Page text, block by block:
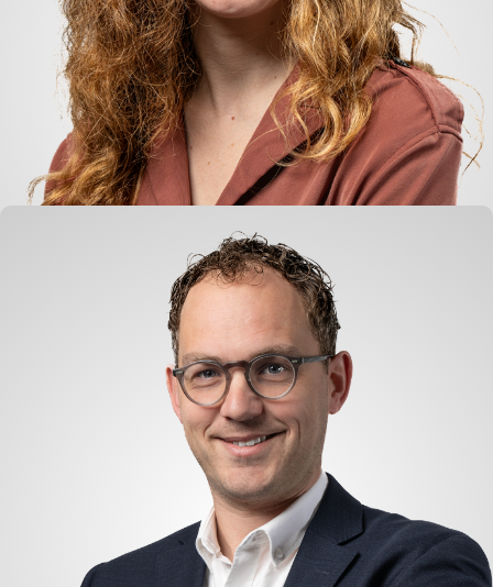
Marije van Brenk